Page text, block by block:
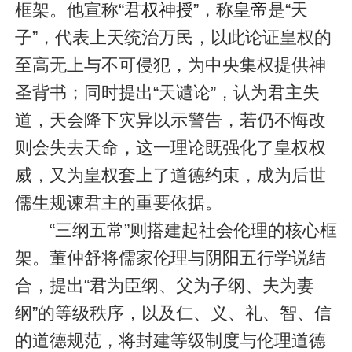
框架。他宣称“君权神授”，称皇帝是“天
子”，代表上天统治万民，以此论证皇权的
至高无上与不可侵犯，为中央集权提供神
圣背书；同时提出“天谴论”，认为君主失
道，天会降下灾异以示警告，若仍不悔改
则会失去天命，这一理论既强化了皇权权
威，又为皇权套上了道德约束，成为后世
儒生规谏君主的重要依据。
“三纲五常”则搭建起社会伦理的核心框
架。董仲舒将儒家伦理与阴阳五行学说结
合，提出“君为臣纲、父为子纲、夫为妻
纲”的等级秩序，以及仁、义、礼、智、信
的道德规范，将封建等级制度与伦理道德